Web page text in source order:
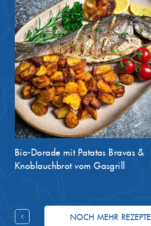
Bio-Dorade mit Patatas Bravas &
Knoblauchbrot vom Gasgrill
NOCH MEHR REZEPTE